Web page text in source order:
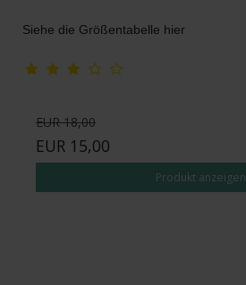
Siehe die Größentabelle hier
EUR 18,00
EUR 15,00
Produkt anzeigen